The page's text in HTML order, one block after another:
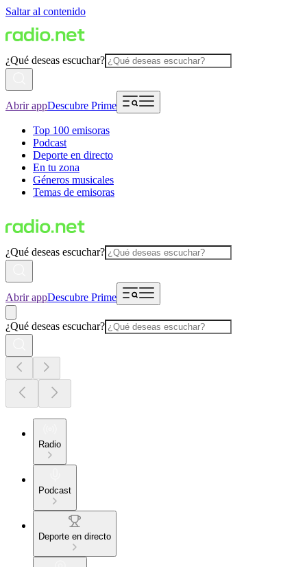
Saltar al contenido
¿Qué deseas escuchar?
Abrir appDescubre Prime
Top 100 emisoras
Podcast
Deporte en directo
En tu zona
Géneros musicales
Temas de emisoras
¿Qué deseas escuchar?
Abrir appDescubre Prime
¿Qué deseas escuchar?
Radio
Podcast
Deporte en directo